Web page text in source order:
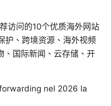
访问的10个优质海外网站
护、跨境资源、海外视频
、国际新闻、云存储、开
nel 2026 la